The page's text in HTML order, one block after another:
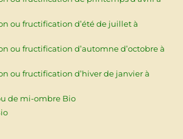
ou fructification d’été de juillet à
ou fructification d’automne d’octobre à
ou fructification d’hiver de janvier à
de mi-ombre Bio